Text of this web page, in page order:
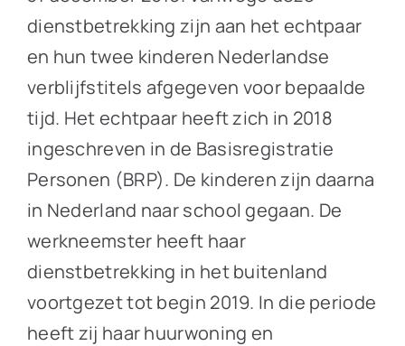
dienstbetrekking zijn aan het echtpaar
en hun twee kinderen Nederlandse
verblijfstitels afgegeven voor bepaalde
tijd. Het echtpaar heeft zich in 2018
ingeschreven in de Basisregistratie
Personen (BRP). De kinderen zijn daarna
in Nederland naar school gegaan. De
werkneemster heeft haar
dienstbetrekking in het buitenland
voortgezet tot begin 2019. In die periode
heeft zij haar huurwoning en